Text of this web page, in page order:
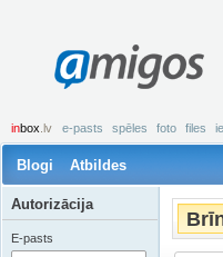
amigos
inbox .lv e-pasts spēles foto files
Blogi Atbildes
Autorizācija
E-pasts